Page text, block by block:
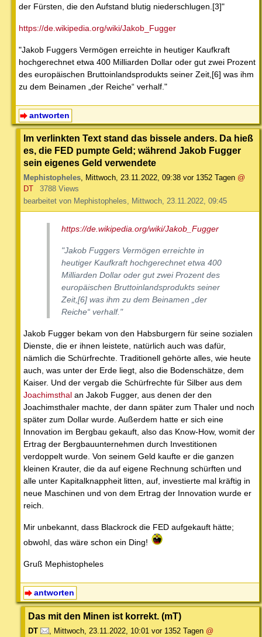
der Fürsten, die den Aufstand blutig niederschlugen.[3]"
https://de.wikipedia.org/wiki/Jakob_Fugger
"Jakob Fuggers Vermögen erreichte in heutiger Kaufkraft
hochgerechnet etwa 400 Milliarden Dollar oder gut zwei Prozent
des europäischen Bruttoinlandsprodukts seiner Zeit,[6] was ihm
zu dem Beinamen „der Reiche“ verhalf."
antworten
Im verlinkten Text stand das bissele anders. Da hieß
es, die FED pumpte Geld; während Jakob Fugger
sein eigenes Geld verwendete
Mephistopheles, Mittwoch, 23.11.2022, 09:38 vor 1352 Tagen @
DT
3788 Views
bearbeitet von Mephistopheles, Mittwoch, 23.11.2022, 09:45
https://de.wikipedia.org/wiki/Jakob_Fugger
"Jakob Fuggers Vermögen erreichte in
heutiger Kaufkraft hochgerechnet etwa 400
Milliarden Dollar oder gut zwei Prozent des
europäischen Bruttoinlandsprodukts seiner
Zeit,[6] was ihm zu dem Beinamen „der
Reiche“ verhalf."
Jakob Fugger bekam von den Habsburgern für seine sozialen
Dienste, die er ihnen leistete, natürlich auch was dafür,
nämlich die Schürfrechte. Traditionell gehörte alles, wie heute
auch, was unter der Erde liegt, also die Bodenschätze, dem
Kaiser. Und der vergab die Schürfrechte für Silber aus dem
Joachimsthal an Jakob Fugger, aus denen der den
Joachimsthaler machte, der dann später zum Thaler und noch
später zum Dollar wurde. Außerdem hatte er sich eine
Innovation im Bergbau gekauft, also das Know-How, womit der
Ertrag der Bergbauunternehmen durch Investitionen
verdoppelt wurde. Von seinem Geld kaufte er die ganzen
kleinen Krauter, die da auf eigene Rechnung schürften und
alle unter Kapitalknappheit litten, auf, investierte mal kräftig in
neue Maschinen und von dem Ertrag der Innovation wurde er
reich.
Mir unbekannt, dass Blackrock die FED aufgekauft hätte;
obwohl, das wäre schon ein Ding!
Gruß Mephistopheles
antworten
Das mit den Minen ist korrekt. (mT)
DT , Mittwoch, 23.11.2022, 10:01 vor 1352 Tagen @